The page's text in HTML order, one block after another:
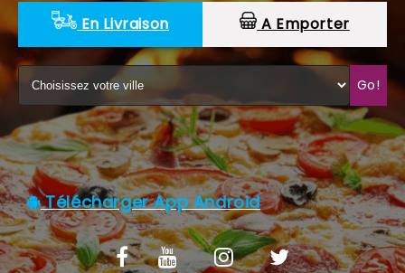
NOTRE RESTAURANT
VOS AVIS
MENTIONS LÉGALES
C.G.V
En Livraison A Emporter
Go!
Télécharger App Android